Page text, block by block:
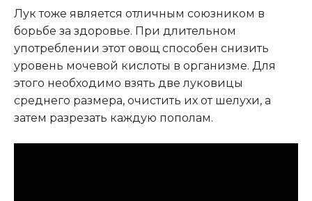
Лук тоже является отличным союзником в
борьбе за здоровье. При длительном
употреблении этот овощ способен снизить
уровень мочевой кислоты в организме. Для
этого необходимо взять две луковицы
среднего размера, очистить их от шелухи, а
затем разрезать каждую пополам.